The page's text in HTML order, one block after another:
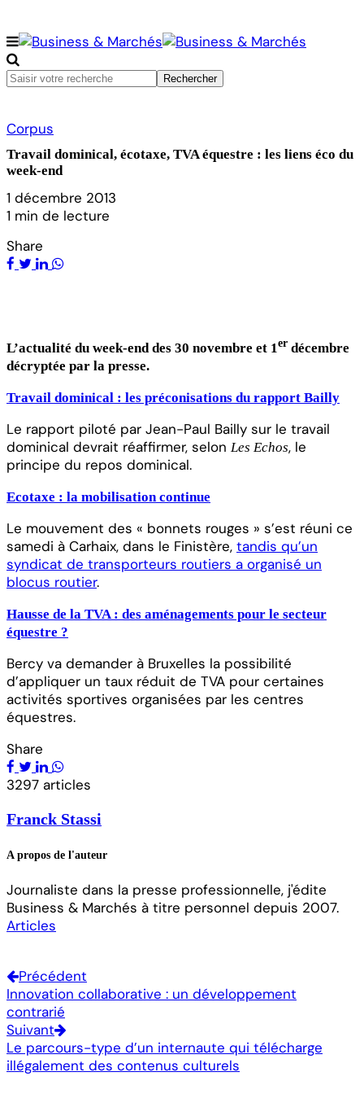
Corpus
Travail dominical, écotaxe, TVA équestre : les liens éco du
week-end
1 décembre 2013
1 min de lecture
Share
L’actualité du week-end des 30 novembre et 1er décembre
décryptée par la presse.
Travail dominical : les préconisations du rapport Bailly
Le rapport piloté par Jean-Paul Bailly sur le travail
dominical devrait réaffirmer, selon Les Echos, le
principe du repos dominical.
Ecotaxe : la mobilisation continue
Le mouvement des « bonnets rouges » s’est réuni ce
samedi à Carhaix, dans le Finistère, tandis qu’un
syndicat de transporteurs routiers a organisé un
blocus routier.
Hausse de la TVA : des aménagements pour le secteur
équestre ?
Bercy va demander à Bruxelles la possibilité
d’appliquer un taux réduit de TVA pour certaines
activités sportives organisées par les centres
équestres.
Share
3297 articles
Franck Stassi
A propos de l'auteur
Journaliste dans la presse professionnelle, j'édite
Business & Marchés à titre personnel depuis 2007.
Articles
Précédent
Innovation collaborative : un développement
contrarié
Suivant
Le parcours-type d’un internaute qui télécharge
illégalement des contenus culturels